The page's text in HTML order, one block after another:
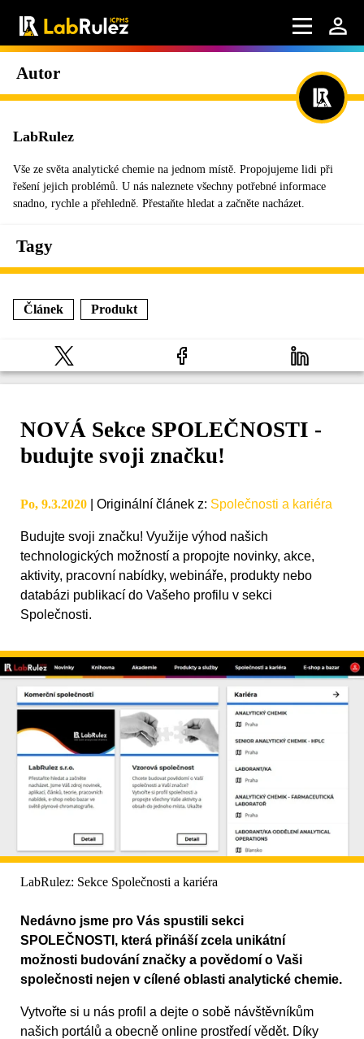
Autor
LabRulez
Vše ze světa analytické chemie na jednom místě. Propojujeme lidi při
řešení jejich problémů. U nás naleznete všechny potřebné informace
snadno, rychle a přehledně. Přestaňte hledat a začněte nacházet.
Tagy
Článek Produkt
NOVÁ Sekce SPOLEČNOSTI -
budujte svoji značku!
Po, 9.3.2020 Originální článek z: Společnosti a kariéra
Budujte svoji značku! Využije výhod našich
technologických možností a propojte novinky, akce,
aktivity, pracovní nabídky, webináře, produkty nebo
databázi publikací do Vašeho profilu v sekci
Společnosti.
LabRulez: Sekce Společnosti a kariéra
Nedávno jsme pro Vás spustili sekci
SPOLEČNOSTI, která přináší zcela unikátní
možnosti budování značky a povědomí o Vaši
společnosti nejen v cílené oblasti analytické chemie.
Vytvořte si u nás profil a dejte o sobě návštěvníkům
našich portálů a obecně online prostředí vědět. Díky